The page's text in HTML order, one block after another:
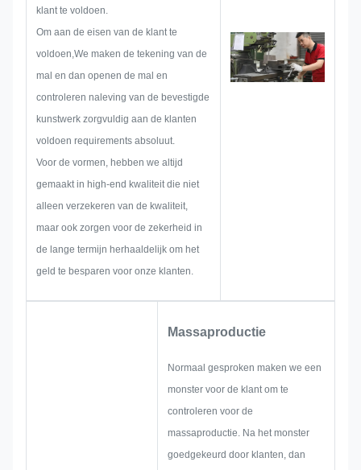
klant te voldoen.
Om aan de eisen van de klant te
voldoen,We maken de tekening van de
mal en dan openen de mal en
controleren naleving van de bevestigde
kunstwerk zorgvuldig aan de klanten
voldoen requirements absoluut.
Voor de vormen, hebben we altijd
gemaakt in high-end kwaliteit die niet
alleen verzekeren van de kwaliteit,
maar ook zorgen voor de zekerheid in
de lange termijn herhaaldelijk om het
geld te besparen voor onze klanten.
Massaproductie
Normaal gesproken maken we een
monster voor de klant om te
controleren voor de
massaproductie. Na het monster
goedgekeurd door klanten, dan